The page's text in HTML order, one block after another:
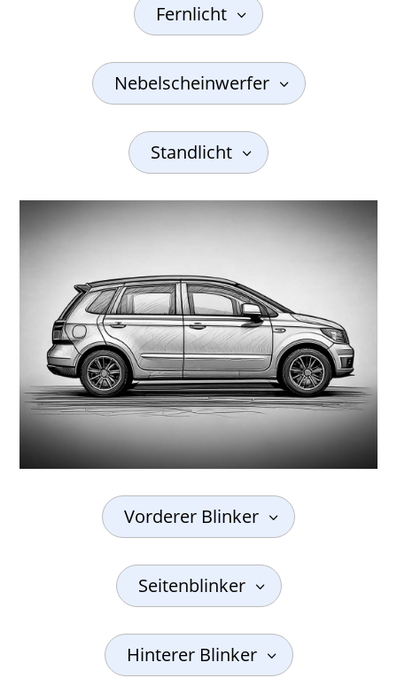
Fernlicht
Nebelscheinwerfer
Standlicht
Vorderer Blinker
Seitenblinker
Hinterer Blinker